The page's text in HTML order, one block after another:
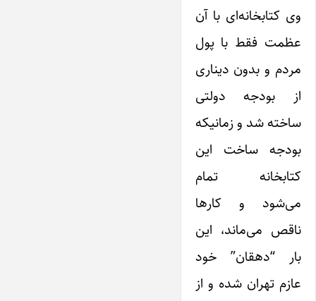
وی کتابخانه‌ای با آن
عظمت فقط با پول
مردم و بدون دیناری
از بودجه دولتی
ساخته شد و زمانیکه
بودجه ساخت ‌این
کتابخانه تمام
می‌شود و کارها
ناقص می‌ماند، ‌این
بار “دهقان” خود
عازم تهران شده و از